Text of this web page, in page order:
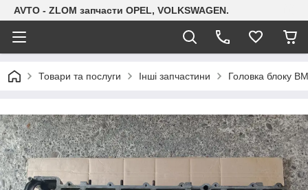
AVTO - ZLOM запчасти OPEL, VOLKSWAGEN.
Товари та послуги Інші запчастини Головка блоку